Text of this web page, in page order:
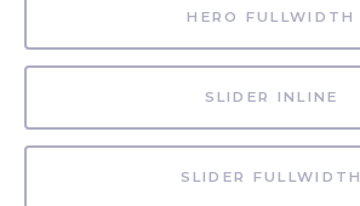
HERO FULLWIDTH
SLIDER INLINE
SLIDER FULLWIDTH